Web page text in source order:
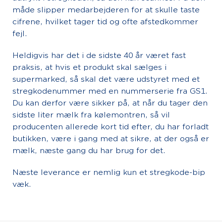
måde slipper medarbejderen for at skulle taste
cifrene, hvilket tager tid og ofte afstedkommer
fejl.
Heldigvis har det i de sidste 40 år været fast
praksis, at hvis et produkt skal sælges i
supermarked, så skal det være udstyret med et
stregkodenummer med en nummerserie fra GS1.
Du kan derfor være sikker på, at når du tager den
sidste liter mælk fra kølemontren, så vil
producenten allerede kort tid efter, du har forladt
butikken, være i gang med at sikre, at der også er
mælk, næste gang du har brug for det.
Næste leverance er nemlig kun et stregkode-bip
væk.